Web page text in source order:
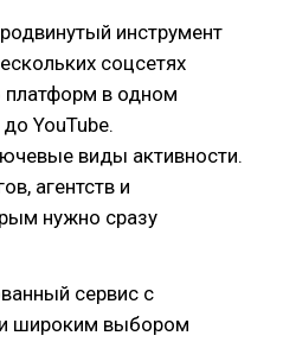
инструмент
соцсетях
платформ в одном
YouTube.
виды активности.
агентств и
нужно сразу
сервис с
широким выбором